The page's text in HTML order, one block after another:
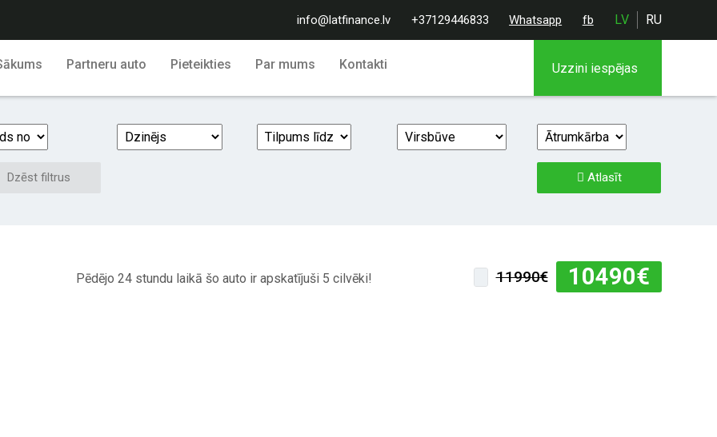
info@latfinance.lv +37129446833 Whatsapp fb LV RU
Partneru auto Pieteikties Par mums Kontakti Uzzini iespējas
Dzēst filtrus Atlasīt
Pēdējo 24 stundu laikā šo auto ir apskatījuši 5 cilvēki! 11990€ 10490€